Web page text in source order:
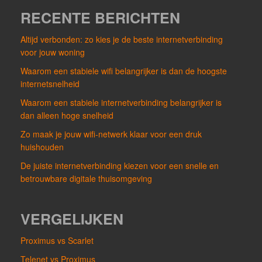
RECENTE BERICHTEN
Altijd verbonden: zo kies je de beste internetverbinding
voor jouw woning
Waarom een stabiele wifi belangrijker is dan de hoogste
internetsnelheid
Waarom een stabiele internetverbinding belangrijker is
dan alleen hoge snelheid
Zo maak je jouw wifi-netwerk klaar voor een druk
huishouden
De juiste internetverbinding kiezen voor een snelle en
betrouwbare digitale thuisomgeving
VERGELIJKEN
Proximus vs Scarlet
Telenet vs Proximus